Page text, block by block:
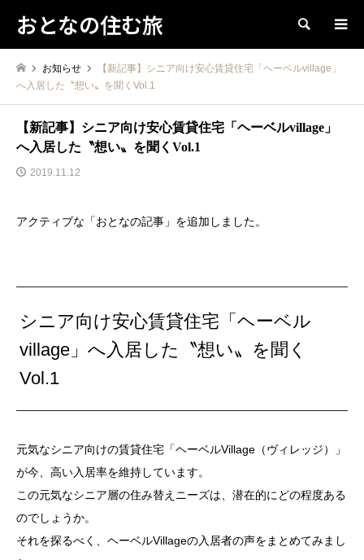
おとなの住む旅 検索
お知らせ
【新記事】シニア向け安心賃貸住宅「ヘーベルvillage」
へ入居した〝想い〟を聞くVol.1
【新記事】シニア向け安心賃貸住宅「ヘーベルvillage」
へ入居した〝想い〟を聞くVol.1
2019.11.12
アクティブな「おとなの記事」を追加しました。
シニア向け安心賃貸住宅「ヘーベル
village」へ入居した〝想い〟を聞く
Vol.1
元気なシニア向けの賃貸住宅「ヘーベルVillage（ヴィレッジ）」
が今、高い入居率を維持しています。
この元気なシニア層の住み替えニーズは、潜在的にどの程度ある
のでしょうか。
それを探るべく、ヘーベルVillageの入居者の声をまとめてみまし